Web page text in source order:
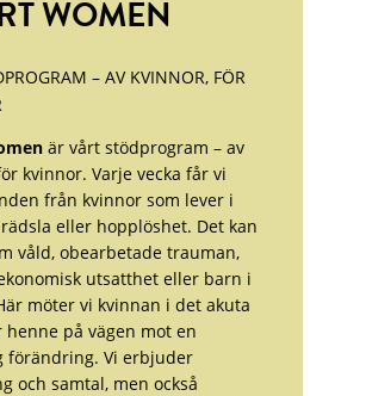
WOMEN
– AV KVINNOR, FÖR
är vårt stödprogram – av
kvinnor. Varje vecka får vi
från kvinnor som lever i
eller hopplöshet. Det kan
våld, obearbetade trauman,
utsatthet eller barn i
möter vi kvinnan i det akuta
henne på vägen mot en
förändring. Vi erbjuder
och samtal, men också